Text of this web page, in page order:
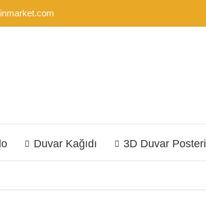
Duvar Kağıdı 3D Duvar Posteri